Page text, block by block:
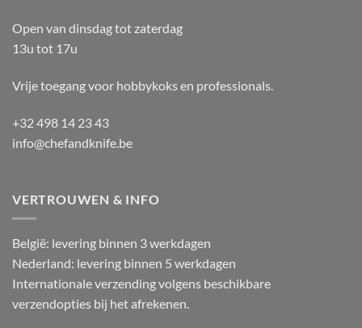
Open van dinsdag tot zaterdag
13u tot 17u
Vrije toegang voor hobbykoks en professionals.
+32 498 14 23 43
info@chefandknife.be
VERTROUWEN & INFO
België: levering binnen 3 werkdagen
Nederland: levering binnen 5 werkdagen
Internationale verzending volgens beschikbare
verzendopties bij het afrekenen.